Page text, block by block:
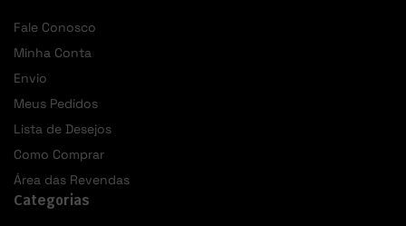
Fale Conosco
Minha Conta
Envio
Meus Pedidos
Lista de Desejos
Como Comprar
Área das Revendas
Categorias